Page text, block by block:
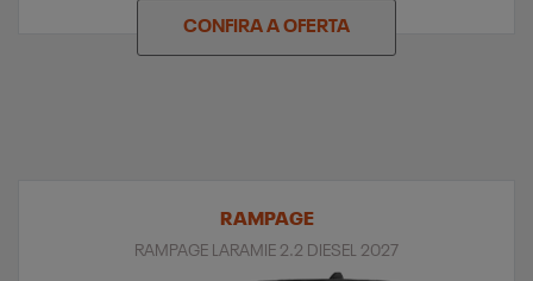
CONFIRA A OFERTA
RAMPAGE
RAMPAGE LARAMIE 2.2 DIESEL 2027